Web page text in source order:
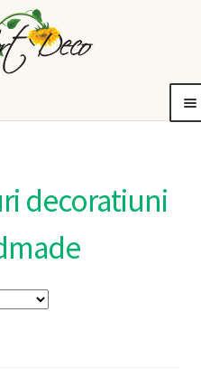
decoratiuni